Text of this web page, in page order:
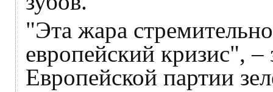
"Эта жара
европейский кризис", –
Европейской партии